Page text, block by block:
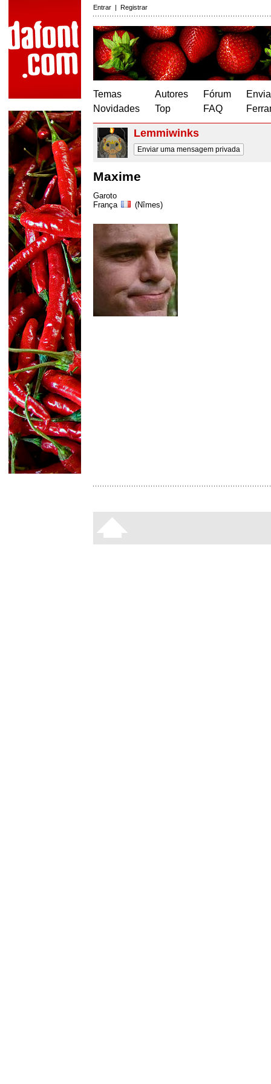
Entrar | Registrar
Temas
Novidades
Autores
Top
Fórum
FAQ
Lemmiwinks
Enviar uma mensagem privada
Maxime
Garoto
França
(Nîmes)